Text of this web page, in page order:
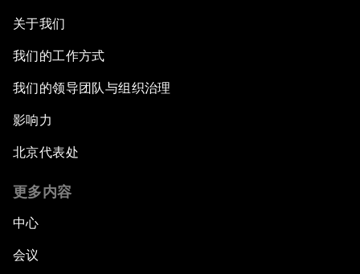
关于我们
我们的工作方式
我们的领导团队与组织治理
影响力
北京代表处
更多内容
中心
会议